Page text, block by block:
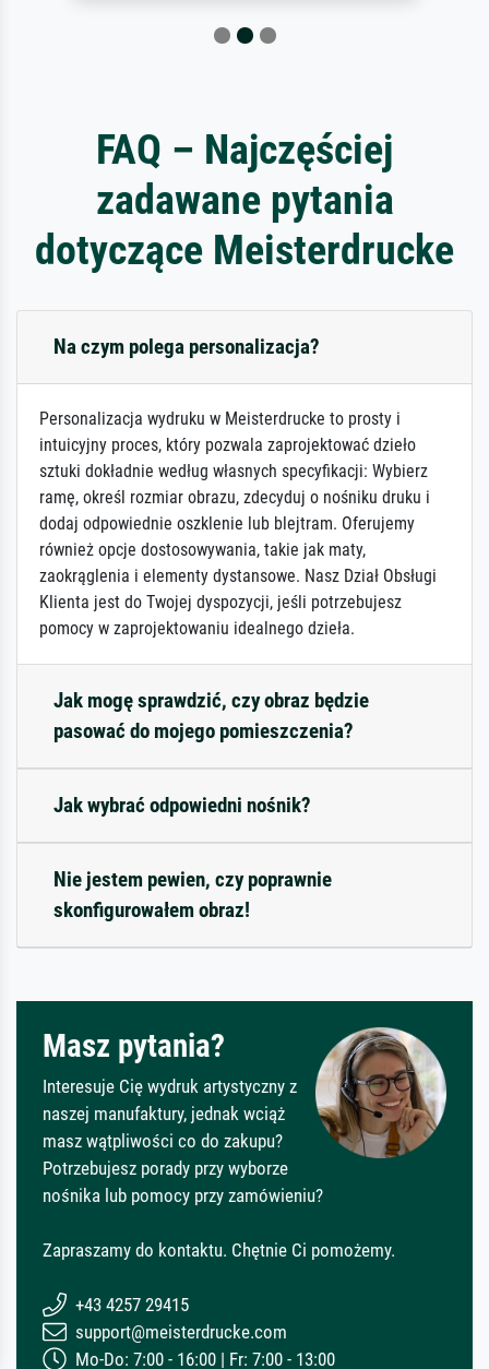
FAQ – Najczęściej
zadawane pytania
dotyczące Meisterdrucke
Na czym polega personalizacja?
Personalizacja wydruku w Meisterdrucke to prosty i
intuicyjny proces, który pozwala zaprojektować dzieło
sztuki dokładnie według własnych specyfikacji: Wybierz
ramę, określ rozmiar obrazu, zdecyduj o nośniku druku i
dodaj odpowiednie oszklenie lub blejtram. Oferujemy
również opcje dostosowywania, takie jak maty,
zaokrąglenia i elementy dystansowe. Nasz Dział Obsługi
Klienta jest do Twojej dyspozycji, jeśli potrzebujesz
pomocy w zaprojektowaniu idealnego dzieła.
Jak mogę sprawdzić, czy obraz będzie
pasować do mojego pomieszczenia?
Jak wybrać odpowiedni nośnik?
Nie jestem pewien, czy poprawnie
skonfigurowałem obraz!
Masz pytania?
Interesuje Cię wydruk artystyczny z
naszej manufaktury, jednak wciąż
masz wątpliwości co do zakupu?
Potrzebujesz porady przy wyborze
nośnika lub pomocy przy zamówieniu?
Zapraszamy do kontaktu. Chętnie Ci pomożemy.
+43 4257 29415
support@meisterdrucke.com
Mo-Do: 7:00 - 16:00 | Fr: 7:00 - 13:00